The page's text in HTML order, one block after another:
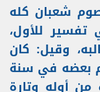
شعبان كله
تفسير للأول،
وقيل: كان
بعضه في سنة
أوله وتارة